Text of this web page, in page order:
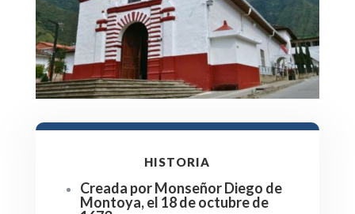
HISTORIA
Creada por Monseñor Diego de
Montoya, el 18 de octubre de